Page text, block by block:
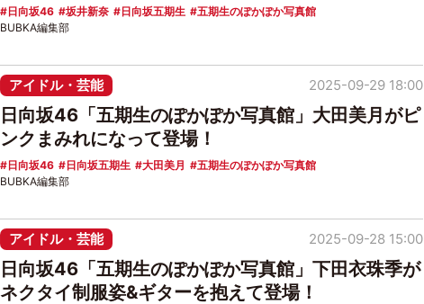
日向坂46 坂井新奈 日向坂五期生 五期生のぽかぽか写真館
BUBKA編集部
アイドル・芸能
日向坂46「五期生のぽかぽか写真館」大田美月がピ
ンクまみれになって登場！
日向坂46 日向坂五期生 大田美月 五期生のぽかぽか写真館
2025-09-29 18:00
BUBKA編集部
アイドル・芸能
日向坂46「五期生のぽかぽか写真館」下田衣珠季が
ネクタイ制服姿&ギターを抱えて登場！
2025-09-28 15:00